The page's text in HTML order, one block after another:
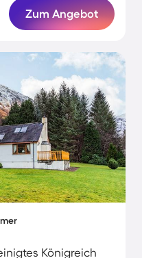
Zum Angebot
Königreich